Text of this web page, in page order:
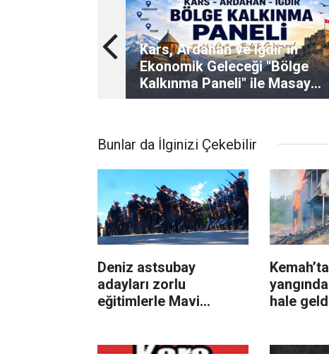
Kars, Ardahan ve Iğdır’ın
Ekonomik Geleceği "Bölge
Kalkınma Paneli" ile Masaya
Yatırılıyor
Bunlar da İlginizi Çekebilir
Deniz astsubay
adayları zorlu
eğitimlerle Mavi
hale